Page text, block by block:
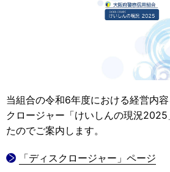
当組合の令和6年度における経営内
クロージャー「けいしんの現況
たのでご案内します。
「ディスクロージャー」ページ